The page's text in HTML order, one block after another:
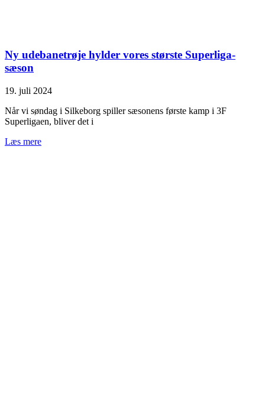
Ny udebanetrøje hylder vores største Superliga-
sæson
19. juli 2024
Når vi søndag i Silkeborg spiller sæsonens første kamp i 3F
Superligaen, bliver det i
Læs mere